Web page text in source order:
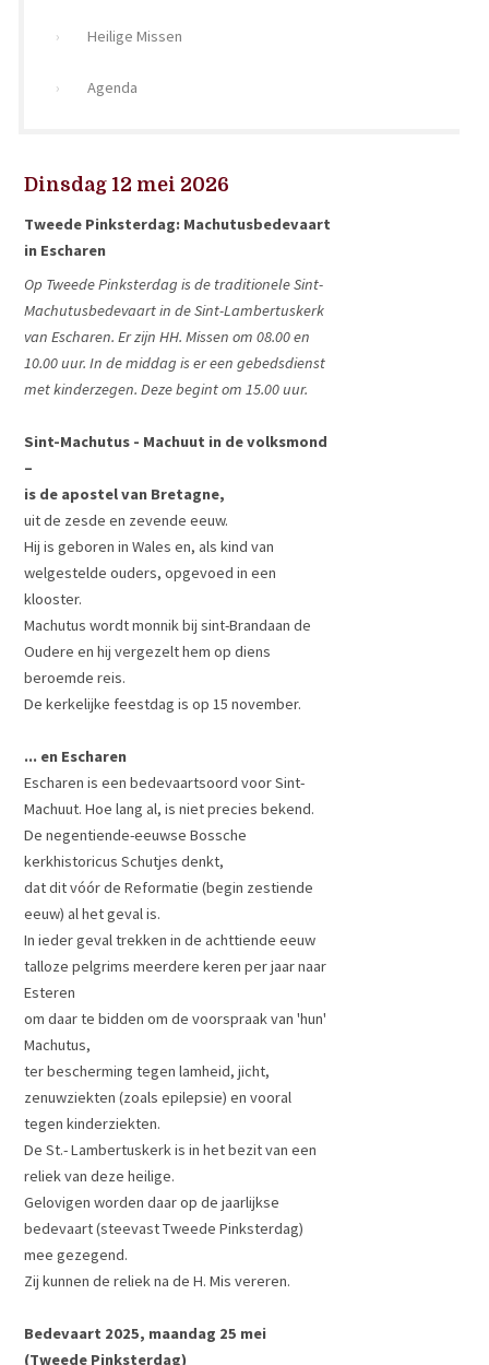
Heilige Missen
Agenda
Dinsdag 12 mei 2026
Tweede Pinksterdag: Machutusbedevaart
in Escharen
Op Tweede Pinksterdag is de traditionele Sint-
Machutusbedevaart in de Sint-Lambertuskerk
van Escharen. Er zijn HH. Missen om 08.00 en
10.00 uur. In de middag is er een gebedsdienst
met kinderzegen. Deze begint om 15.00 uur.
Sint-Machutus - Machuut in de volksmond
–
is de apostel van Bretagne,
uit de zesde en zevende eeuw.
Hij is geboren in Wales en, als kind van
welgestelde ouders, opgevoed in een
klooster.
Machutus wordt monnik bij sint-Brandaan de
Oudere en hij vergezelt hem op diens
beroemde reis.
De kerkelijke feestdag is op 15 november.
... en Escharen
Escharen is een bedevaartsoord voor Sint-
Machuut. Hoe lang al, is niet precies bekend.
De negentiende-eeuwse Bossche
kerkhistoricus Schutjes denkt,
dat dit vóór de Reformatie (begin zestiende
eeuw) al het geval is.
In ieder geval trekken in de achttiende eeuw
talloze pelgrims meerdere keren per jaar naar
Esteren
om daar te bidden om de voorspraak van 'hun'
Machutus,
ter bescherming tegen lamheid, jicht,
zenuwziekten (zoals epilepsie) en vooral
tegen kinderziekten.
De St.- Lambertuskerk is in het bezit van een
reliek van deze heilige.
Gelovigen worden daar op de jaarlijkse
bedevaart (steevast Tweede Pinksterdag)
mee gezegend.
Zij kunnen de reliek na de H. Mis vereren.
Bedevaart 2025, maandag 25 mei
(Tweede Pinksterdag)